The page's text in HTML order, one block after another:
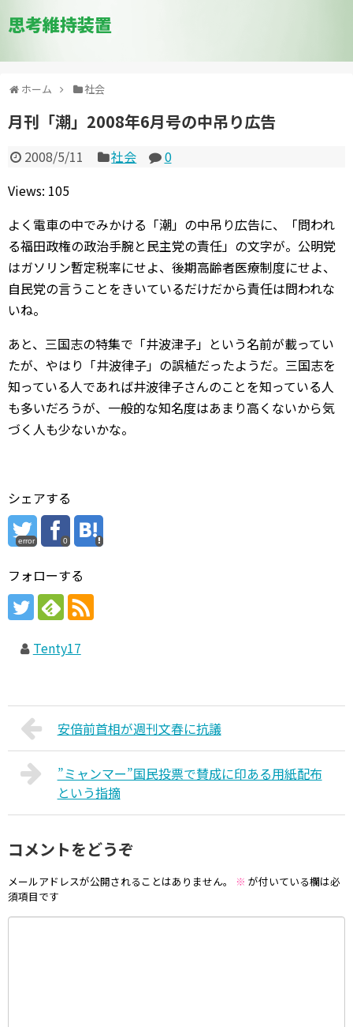
思考維持装置
ホーム 社会
月刊「潮」2008年6月号の中吊り広告
2008/5/11 社会
0
Views: 105
よく電車の中でみかける「潮」の中吊り広告に、「問われ
る福田政権の政治手腕と民主党の責任」の文字が。公明党
はガソリン暫定税率にせよ、後期高齢者医療制度にせよ、
自民党の言うことをきいているだけだから責任は問われな
いね。
あと、三国志の特集で「井波津子」という名前が載ってい
たが、やはり「井波律子」の誤植だったようだ。三国志を
知っている人であれば井波律子さんのことを知っている人
も多いだろうが、一般的な知名度はあまり高くないから気
づく人も少ないかな。
シェアする
error 0
フォローする
Tenty17
安倍前首相が週刊文春に抗議
”ミャンマー”国民投票で賛成に印ある用紙配布
という指摘
コメントをどうぞ
メールアドレスが公開されることはありません。 ※ が付いている欄は必
須項目です